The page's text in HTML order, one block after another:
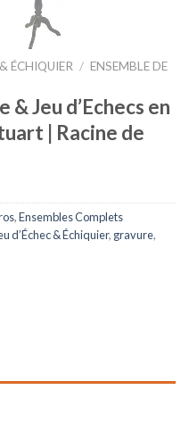
ÉCHIQUIER / ENSEMBLE DE
Jeu d’Echecs en
| Racine de
,Ensembles Complets
d’Échec & Échiquier, gravure,